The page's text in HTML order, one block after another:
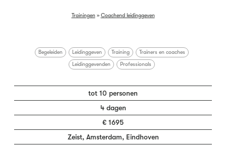
Trainingen» Coachend leidinggeven
Begeleiden Leidinggeven Training
Trainers en coaches
Leidinggevenden
Professionals
tot 10 personen
4 dagen
€ 1695
Zeist, Amsterdam, Eindhoven